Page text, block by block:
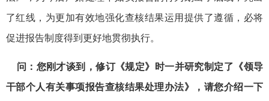
了红线，为更加有效地强化查核结果运用提供了遵循，必将
促进报告制度得到更好地贯彻执行。
问：您刚才谈到，修订《规定》时一并研究制定了《领导
干部个人有关事项报告查核结果处理办法》，请您介绍一下